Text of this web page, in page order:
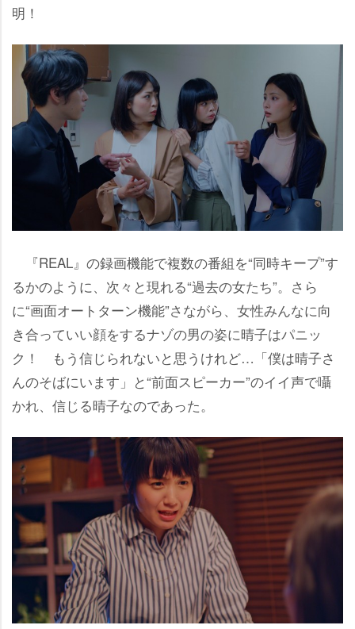
明！
『REAL』の録画機能で複数の番組を“同時キープ”す
るかのように、次々と現れる“過去の女たち”。さら
に“画面オートターン機能”さながら、女性みんなに向
き合っていい顔をするナゾの男の姿に晴子はパニッ
ク！ もう信じられないと思うけれど…「僕は晴子さ
んのそばにいます」と“前面スピーカー”のイイ声で囁
かれ、信じる晴子なのであった。